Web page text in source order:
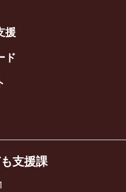
援
ド
支援課